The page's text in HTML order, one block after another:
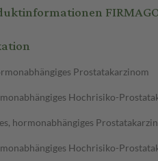
Prostatakarzinom
Hochrisiko-
hormonabhängiges
Hochrisiko-